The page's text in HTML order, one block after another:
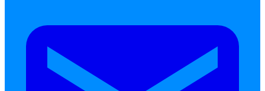
ลางาน
โอที
เบี้ยขยัน
แบบฟอร์มประเมินพนักงาน